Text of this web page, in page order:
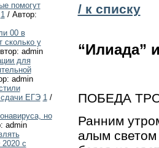
помогут
1/ Автор:
00 в
сколько у
admin
для
admin
сдачи ЕГЭ 1/
но
admin
с
/ к списку
“Илиада”
ПОБЕДА
Ранним
алым светом